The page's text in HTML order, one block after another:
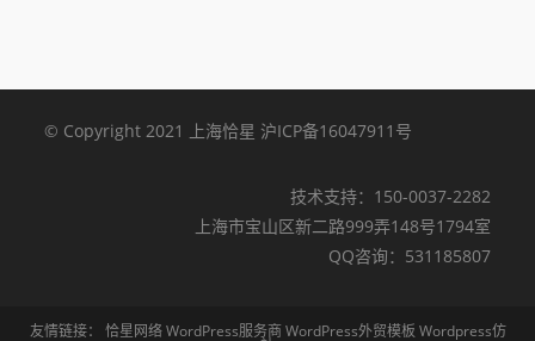
© Copyright 2021 上海恰星 沪ICP备16047911号
技术支持： 150-0037-2282
上海市宝山区新二路999弄148号1794室
QQ咨询： 531185807
友情链接： 恰星网络 WordPress服务商 WordPress外贸模板 Wordpress仿